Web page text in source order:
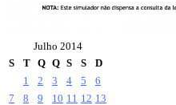
Julho 2014
S
T Q Q S S
D
1
2 3 4 5
6
7
8 9 10 11 12 13